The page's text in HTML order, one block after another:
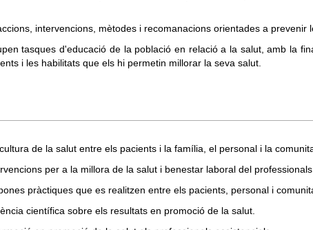
intervencions, mètodes i recomanacions orientades a prevenir
tasques d'educació de la població en relació a la salut, amb la
i les habilitats que els hi permetin millorar la seva salut.
de la salut entre els pacients i la família, el personal i la
per a la millora de la salut i benestar laboral del
pràctiques que es realitzen entre els pacients, personal i
científica sobre els resultats en promoció de la salut.